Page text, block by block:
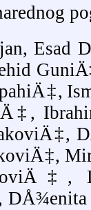
Esad